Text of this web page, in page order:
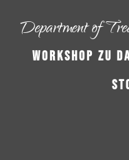
Department of
Workshop zu